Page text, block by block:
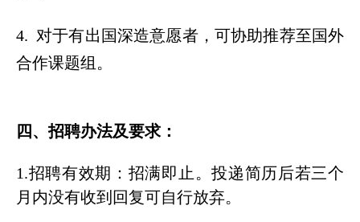
4. 对于有出国深造意愿者，可协助推荐至国外
合作课题组。
四、招聘办法及要求：
1.招聘有效期：招满即止。投递简历后若三个
月内没有收到回复可自行放弃。